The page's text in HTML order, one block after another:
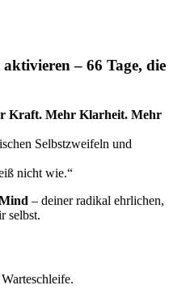
– 66 Tage, die
Kraft. Mehr Klarheit. Mehr
Selbstzweifeln und
nicht wie.“
– deiner radikal ehrlichen,
selbst.